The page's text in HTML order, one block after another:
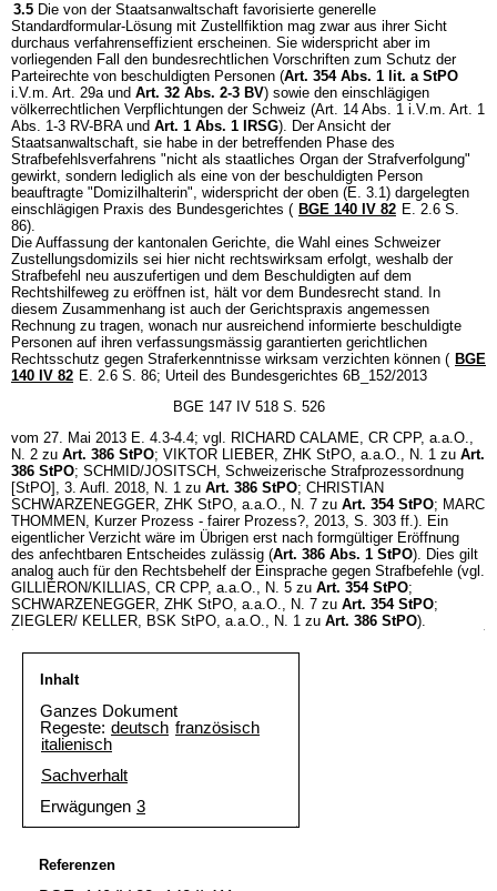
3.5 Die von der Staatsanwaltschaft favorisierte generelle
Standardformular-Lösung mit Zustellfiktion mag zwar aus ihrer Sicht
durchaus verfahrenseffizient erscheinen. Sie widerspricht aber im
vorliegenden Fall den bundesrechtlichen Vorschriften zum Schutz der
Parteirechte von beschuldigten Personen (Art. 354 Abs. 1 lit. a StPO
i.V.m. Art. 29a und Art. 32 Abs. 2-3 BV) sowie den einschlägigen
völkerrechtlichen Verpflichtungen der Schweiz (Art. 14 Abs. 1 i.V.m. Art. 1
Abs. 1-3 RV-BRA und Art. 1 Abs. 1 IRSG). Der Ansicht der
Staatsanwaltschaft, sie habe in der betreffenden Phase des
Strafbefehlsverfahrens "nicht als staatliches Organ der Strafverfolgung"
gewirkt, sondern lediglich als eine von der beschuldigten Person
beauftragte "Domizilhalterin", widerspricht der oben (E. 3.1) dargelegten
einschlägigen Praxis des Bundesgerichtes ( BGE 140 IV 82 E. 2.6 S.
86).
Die Auffassung der kantonalen Gerichte, die Wahl eines Schweizer
Zustellungsdomizils sei hier nicht rechtswirksam erfolgt, weshalb der
Strafbefehl neu auszufertigen und dem Beschuldigten auf dem
Rechtshilfeweg zu eröffnen ist, hält vor dem Bundesrecht stand. In
diesem Zusammenhang ist auch der Gerichtspraxis angemessen
Rechnung zu tragen, wonach nur ausreichend informierte beschuldigte
Personen auf ihren verfassungsmässig garantierten gerichtlichen
Rechtsschutz gegen Straferkenntnisse wirksam verzichten können ( BGE
140 IV 82 E. 2.6 S. 86; Urteil des Bundesgerichtes 6B_152/2013
BGE 147 IV 518 S. 526
vom 27. Mai 2013 E. 4.3-4.4; vgl. RICHARD CALAME, CR CPP, a.a.O.,
N. 2 zu Art. 386 StPO; VIKTOR LIEBER, ZHK StPO, a.a.O., N. 1 zu Art.
386 StPO; SCHMID/JOSITSCH, Schweizerische Strafprozessordnung
[StPO], 3. Aufl. 2018, N. 1 zu Art. 386 StPO; CHRISTIAN
SCHWARZENEGGER, ZHK StPO, a.a.O., N. 7 zu Art. 354 StPO; MARC
THOMMEN, Kurzer Prozess - fairer Prozess?, 2013, S. 303 ff.). Ein
eigentlicher Verzicht wäre im Übrigen erst nach formgültiger Eröffnung
des anfechtbaren Entscheides zulässig (Art. 386 Abs. 1 StPO). Dies gilt
analog auch für den Rechtsbehelf der Einsprache gegen Strafbefehle (vgl.
GILLIÉRON/KILLIAS, CR CPP, a.a.O., N. 5 zu Art. 354 StPO;
SCHWARZENEGGER, ZHK StPO, a.a.O., N. 7 zu Art. 354 StPO;
ZIEGLER/ KELLER, BSK StPO, a.a.O., N. 1 zu Art. 386 StPO).
Inhalt
Ganzes Dokument
Regeste: deutsch französisch
italienisch
Sachverhalt
Erwägungen 3
Referenzen